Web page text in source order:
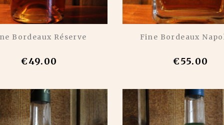
Bordeaux Réserve
€49.00
Fine Bordeaux
€55.00